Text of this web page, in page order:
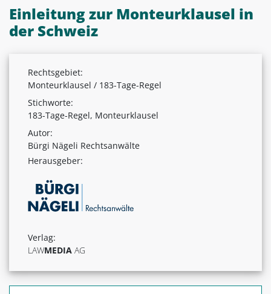
Einleitung zur Monteurklausel in
der Schweiz
Rechtsgebiet:
Monteurklausel / 183-Tage-Regel
Stichworte:
183-Tage-Regel, Monteurklausel
Autor:
Bürgi Nägeli Rechtsanwälte
Herausgeber:
Verlag:
LAWMEDIA AG